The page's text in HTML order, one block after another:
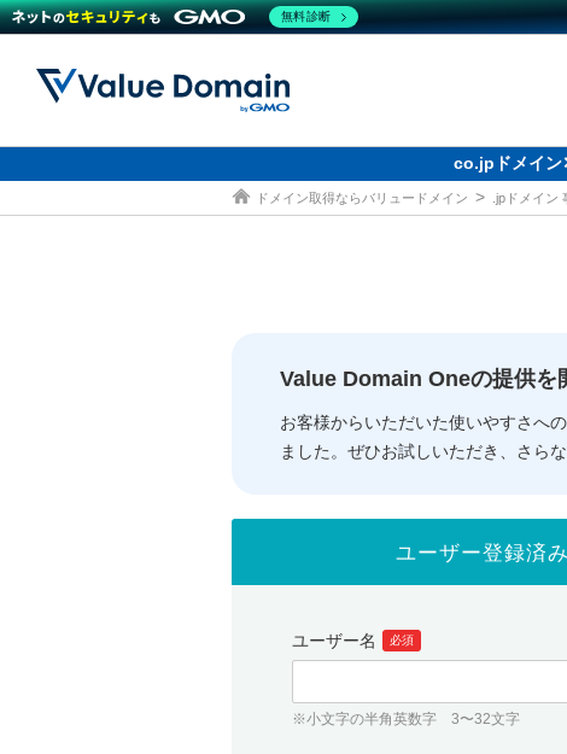
ドメイン ドメイン
人気ドメ
レンタルサーバー コアサー
セキュリティ Value
サービス お得意様
従来のバリュード
従来のバリュード
co.jpドメイン
ドメイン取得ならバリュードメイン .jpドメイン
Value Domain Oneの提供を
お客様からいただいた使いやすさへ
ました。ぜひお試しいただき、さら
ユーザー登録済
ユーザー名 必須
※小文字の半角英数字 3〜32文字
無料診断